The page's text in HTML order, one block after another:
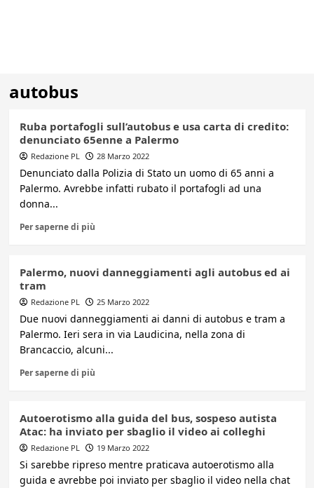
autobus
Ruba portafogli sull’autobus e usa carta di credito:
denunciato 65enne a Palermo
Redazione PL 28 Marzo 2022
Denunciato dalla Polizia di Stato un uomo di 65 anni a
Palermo. Avrebbe infatti rubato il portafogli ad una
donna...
Per saperne di più
Palermo, nuovi danneggiamenti agli autobus ed ai
tram
Redazione PL 25 Marzo 2022
Due nuovi danneggiamenti ai danni di autobus e tram a
Palermo. Ieri sera in via Laudicina, nella zona di
Brancaccio, alcuni...
Per saperne di più
Autoerotismo alla guida del bus, sospeso autista
Atac: ha inviato per sbaglio il video ai colleghi
Redazione PL 19 Marzo 2022
Si sarebbe ripreso mentre praticava autoerotismo alla
guida e avrebbe poi inviato per sbaglio il video nella chat